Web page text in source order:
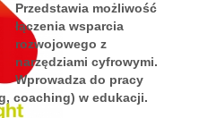
Przedstawia możliwość
łączenia wsparcia
rozwojowego z
narzędziami cyfrowymi.
Wprowadza do pracy
coaching) w edukacji.